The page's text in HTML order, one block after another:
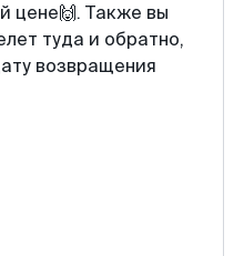
цене🙌. Также вы
туда и обратно,
возвращения